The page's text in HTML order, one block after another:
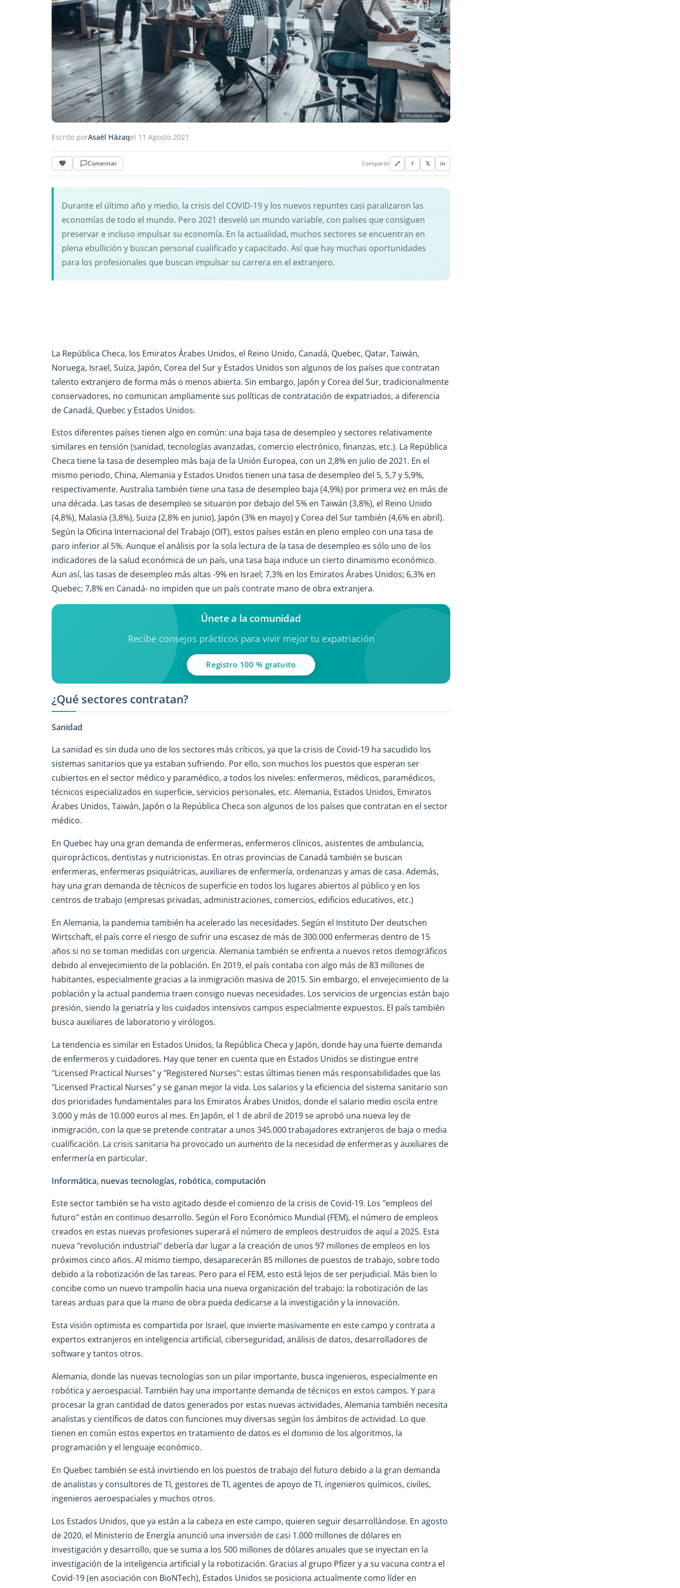
© Shutterstock.com
Escrito porAsaël Häzaqel 11 Agosto 2021
Comentar Compartir 🔗 f 𝕏 in
Durante el último año y medio, la crisis del COVID-19 y los nuevos repuntes casi paralizaron las
economías de todo el mundo. Pero 2021 desveló un mundo variable, con países que consiguen
preservar e incluso impulsar su economía. En la actualidad, muchos sectores se encuentran en
plena ebullición y buscan personal cualificado y capacitado. Así que hay muchas oportunidades
para los profesionales que buscan impulsar su carrera en el extranjero.
La República Checa, los Emiratos Árabes Unidos, el Reino Unido, Canadá, Quebec, Qatar, Taiwán,
Noruega, Israel, Suiza, Japón, Corea del Sur y Estados Unidos son algunos de los países que contratan
talento extranjero de forma más o menos abierta. Sin embargo, Japón y Corea del Sur, tradicionalmente
conservadores, no comunican ampliamente sus políticas de contratación de expatriados, a diferencia
de Canadá, Quebec y Estados Unidos.
Estos diferentes países tienen algo en común: una baja tasa de desempleo y sectores relativamente
similares en tensión (sanidad, tecnologías avanzadas, comercio electrónico, finanzas, etc.). La República
Checa tiene la tasa de desempleo más baja de la Unión Europea, con un 2,8% en julio de 2021. En el
mismo periodo, China, Alemania y Estados Unidos tienen una tasa de desempleo del 5, 5,7 y 5,9%,
respectivamente. Australia también tiene una tasa de desempleo baja (4,9%) por primera vez en más de
una década. Las tasas de desempleo se situaron por debajo del 5% en Taiwán (3,8%), el Reino Unido
(4,8%), Malasia (3,8%), Suiza (2,8% en junio), Japón (3% en mayo) y Corea del Sur también (4,6% en abril).
Según la Oficina Internacional del Trabajo (OIT), estos países están en pleno empleo con una tasa de
paro inferior al 5%. Aunque el análisis por la sola lectura de la tasa de desempleo es sólo uno de los
indicadores de la salud económica de un país, una tasa baja induce un cierto dinamismo económico.
Aun así, las tasas de desempleo más altas -9% en Israel; 7,3% en los Emiratos Árabes Unidos; 6,3% en
Quebec; 7,8% en Canadá- no impiden que un país contrate mano de obra extranjera.
Únete a la comunidad
Recibe consejos prácticos para vivir mejor tu expatriación
Registro 100 % gratuito
¿Qué sectores contratan?
Sanidad
La sanidad es sin duda uno de los sectores más críticos, ya que la crisis de Covid-19 ha sacudido los
sistemas sanitarios que ya estaban sufriendo. Por ello, son muchos los puestos que esperan ser
cubiertos en el sector médico y paramédico, a todos los niveles: enfermeros, médicos, paramédicos,
técnicos especializados en superficie, servicios personales, etc. Alemania, Estados Unidos, Emiratos
Árabes Unidos, Taiwán, Japón o la República Checa son algunos de los países que contratan en el sector
médico.
En Quebec hay una gran demanda de enfermeras, enfermeros clínicos, asistentes de ambulancia,
quiroprácticos, dentistas y nutricionistas. En otras provincias de Canadá también se buscan
enfermeras, enfermeras psiquiátricas, auxiliares de enfermería, ordenanzas y amas de casa. Además,
hay una gran demanda de técnicos de superficie en todos los lugares abiertos al público y en los
centros de trabajo (empresas privadas, administraciones, comercios, edificios educativos, etc.)
En Alemania, la pandemia también ha acelerado las necesidades. Según el Instituto Der deutschen
Wirtschaft, el país corre el riesgo de sufrir una escasez de más de 300.000 enfermeras dentro de 15
años si no se toman medidas con urgencia. Alemania también se enfrenta a nuevos retos demográficos
debido al envejecimiento de la población. En 2019, el país contaba con algo más de 83 millones de
habitantes, especialmente gracias a la inmigración masiva de 2015. Sin embargo, el envejecimiento de la
población y la actual pandemia traen consigo nuevas necesidades. Los servicios de urgencias están bajo
presión, siendo la geriatría y los cuidados intensivos campos especialmente expuestos. El país también
busca auxiliares de laboratorio y virólogos.
La tendencia es similar en Estados Unidos, la República Checa y Japón, donde hay una fuerte demanda
de enfermeros y cuidadores. Hay que tener en cuenta que en Estados Unidos se distingue entre
"Licensed Practical Nurses" y "Registered Nurses": estas últimas tienen más responsabilidades que las
"Licensed Practical Nurses" y se ganan mejor la vida. Los salarios y la eficiencia del sistema sanitario son
dos prioridades fundamentales para los Emiratos Árabes Unidos, donde el salario medio oscila entre
3.000 y más de 10.000 euros al mes. En Japón, el 1 de abril de 2019 se aprobó una nueva ley de
inmigración, con la que se pretende contratar a unos 345.000 trabajadores extranjeros de baja o media
cualificación. La crisis sanitaria ha provocado un aumento de la necesidad de enfermeras y auxiliares de
enfermería en particular.
Informática, nuevas tecnologías, robótica, computación
Este sector también se ha visto agitado desde el comienzo de la crisis de Covid-19. Los "empleos del
futuro" están en continuo desarrollo. Según el Foro Económico Mundial (FEM), el número de empleos
creados en estas nuevas profesiones superará el número de empleos destruidos de aquí a 2025. Esta
nueva "revolución industrial" debería dar lugar a la creación de unos 97 millones de empleos en los
próximos cinco años. Al mismo tiempo, desaparecerán 85 millones de puestos de trabajo, sobre todo
debido a la robotización de las tareas. Pero para el FEM, esto está lejos de ser perjudicial. Más bien lo
concibe como un nuevo trampolín hacia una nueva organización del trabajo: la robotización de las
tareas arduas para que la mano de obra pueda dedicarse a la investigación y la innovación.
Esta visión optimista es compartida por Israel, que invierte masivamente en este campo y contrata a
expertos extranjeros en inteligencia artificial, ciberseguridad, análisis de datos, desarrolladores de
software y tantos otros.
Alemania, donde las nuevas tecnologías son un pilar importante, busca ingenieros, especialmente en
robótica y aeroespacial. También hay una importante demanda de técnicos en estos campos. Y para
procesar la gran cantidad de datos generados por estas nuevas actividades, Alemania también necesita
analistas y científicos de datos con funciones muy diversas según los ámbitos de actividad. Lo que
tienen en común estos expertos en tratamiento de datos es el dominio de los algoritmos, la
programación y el lenguaje económico.
En Quebec también se está invirtiendo en los puestos de trabajo del futuro debido a la gran demanda
de analistas y consultores de TI, gestores de TI, agentes de apoyo de TI, ingenieros químicos, civiles,
ingenieros aeroespaciales y muchos otros.
Los Estados Unidos, que ya están a la cabeza en este campo, quieren seguir desarrollándose. En agosto
de 2020, el Ministerio de Energía anunció una inversión de casi 1.000 millones de dólares en
investigación y desarrollo, que se suma a los 500 millones de dólares anuales que se inyectan en la
investigación de la inteligencia artificial y la robotización. Gracias al grupo Pfizer y a su vacuna contra el
Covid-19 (en asociación con BioNTech), Estados Unidos se posiciona actualmente como líder en